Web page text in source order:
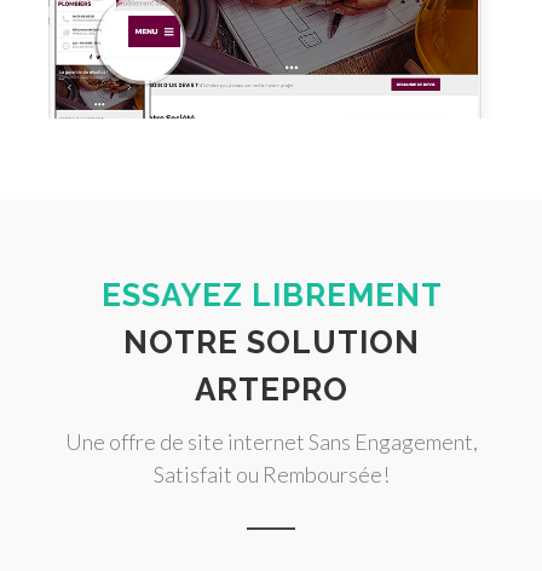
ESSAYEZ LIBREMENT
NOTRE SOLUTION
ARTEPRO
Une offre de site internet Sans Engagement,
Satisfait ou Remboursée!